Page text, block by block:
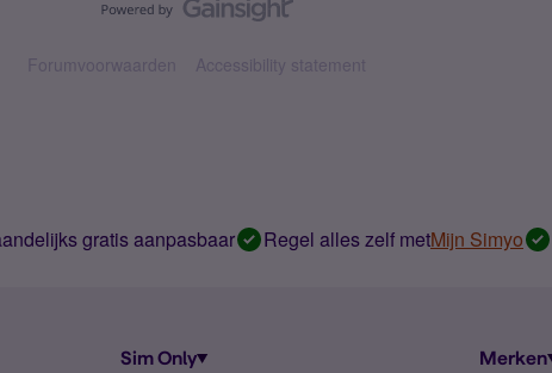
Forumvoorwaarden Accessibility statement
gratis aanpasbaar Regel alles zelf metMijn Simyo
Sim Only Merken